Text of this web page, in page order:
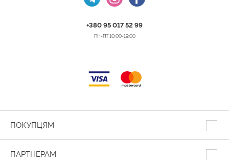
+380 95 017 52 99
ПН-ПТ 10:00-19:00
ПОКУПЦЯМ
ПАРТНЕРАМ